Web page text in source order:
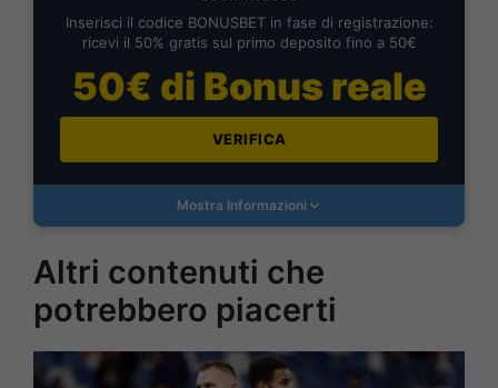
Inserisci il codice BONUSBET in fase di registrazione:
ricevi il 50% gratis sul primo deposito fino a 50€
50€ di Bonus reale
VERIFICA
Mostra Informazioni
Altri contenuti che
potrebbero piacerti